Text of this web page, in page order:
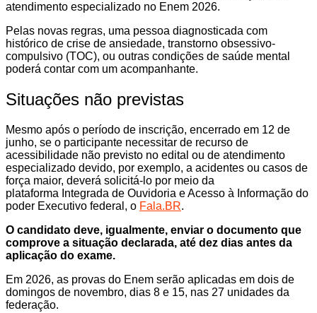
atendimento especializado no Enem 2026.
Pelas novas regras, uma pessoa diagnosticada com
histórico de crise de ansiedade, transtorno obsessivo-
compulsivo (TOC), ou outras condições de saúde mental
poderá contar com um acompanhante.
Situações não previstas
Mesmo após o período de inscrição, encerrado em 12 de
junho, se o participante necessitar de recurso de
acessibilidade não previsto no edital ou de atendimento
especializado devido, por exemplo, a acidentes ou casos de
força maior, deverá solicitá-lo por meio da
plataforma Integrada de Ouvidoria e Acesso à Informação do
poder Executivo federal, o Fala.BR.
O candidato deve, igualmente, enviar o documento que
comprove a situação declarada, até dez dias antes da
aplicação do exame.
Em 2026, as provas do Enem serão aplicadas em dois de
domingos de novembro, dias 8 e 15, nas 27 unidades da
federação.